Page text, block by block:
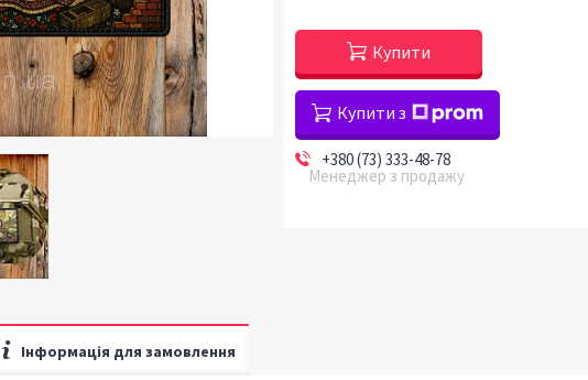
Купити
Купити з
+380 (73) 333-48-78
Менеджер з продажу
Інформація для замовлення